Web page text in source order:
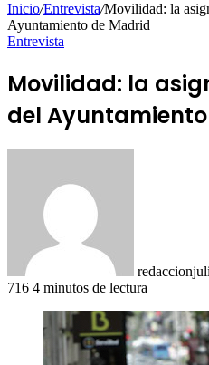
Inicio/Entrevista/Movilidad: la
Ayuntamiento de Madrid
Entrevista
Movilidad: la
del
redaccion
716 4 minutos de lectura